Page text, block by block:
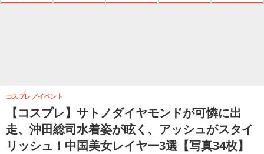
【コスプレ】サトノダイヤモンドが可憐に出
走、沖田総司水着姿が眩く、アッシュがスタイ
リッシュ！中国美女レイヤー3選【写真34枚】
コスプレ イベント